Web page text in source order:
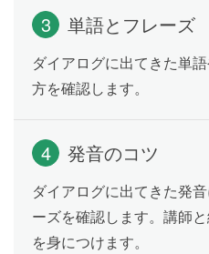
を伝えよう
一般動詞を使った命令文を
てください」「ここで走ら
動作を表す動詞を使って、
Lesson 17
時間のたずね方を学習しま
時ですか」「あなたは何時
間に関する質問ができるよ
3 単語とフレーズ
ダイアログに出てきた単
方を確認します。
4 発音のコツ
ダイアログに出てきた発
ーズを確認します。講師
を身につけます。